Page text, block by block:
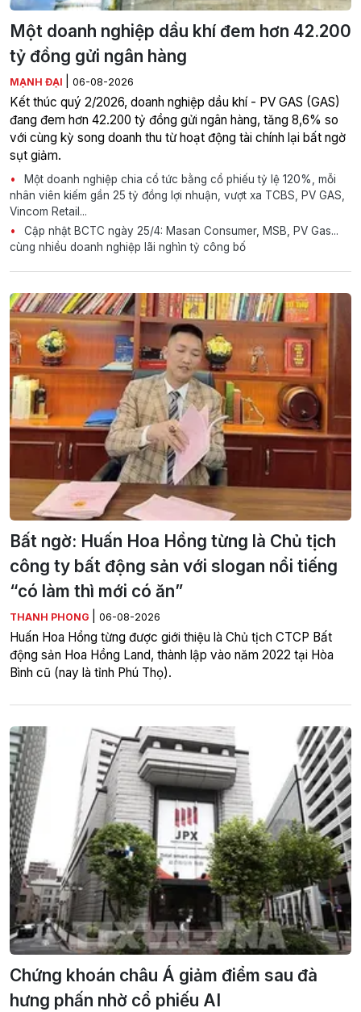
Một doanh nghiệp dầu khí đem hơn 42.200
tỷ đồng gửi ngân hàng
MẠNH ĐẠI 06-08-2026
Kết thúc quý 2/2026, doanh nghiệp dầu khí - PV GAS (GAS)
đang đem hơn 42.200 tỷ đồng gửi ngân hàng, tăng 8,6% so
với cùng kỳ song doanh thu từ hoạt động tài chính lại bất ngờ
sụt giảm.
Một doanh nghiệp chia cổ tức bằng cổ phiếu tỷ lệ 120%, mỗi
nhân viên kiếm gần 25 tỷ đồng lợi nhuận, vượt xa TCBS, PV GAS,
Vincom Retail...
Cập nhật BCTC ngày 25/4: Masan Consumer, MSB, PV Gas...
cùng nhiều doanh nghiệp lãi nghìn tỷ công bố
Bất ngờ: Huấn Hoa Hồng từng là Chủ tịch
công ty bất động sản với slogan nổi tiếng
“có làm thì mới có ăn”
THANH PHONG 06-08-2026
Huấn Hoa Hồng từng được giới thiệu là Chủ tịch CTCP Bất
động sản Hoa Hồng Land, thành lập vào năm 2022 tại Hòa
Bình cũ (nay là tỉnh Phú Thọ).
Chứng khoán châu Á giảm điểm sau đà
hưng phấn nhờ cổ phiếu AI